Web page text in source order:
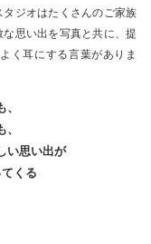
ジオはたくさんのご家族
思い出を写真と共に、提
く耳にする言葉がありま
い思い出が
くる